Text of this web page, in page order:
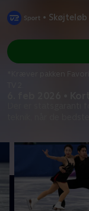
• Skøjteløb
*Kræver pakken